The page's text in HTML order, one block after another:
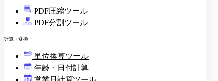
PDF圧縮ツール
PDF分割ツール
計算・変換
単位換算ツール
年齢・日付計算
営業日計算ツール